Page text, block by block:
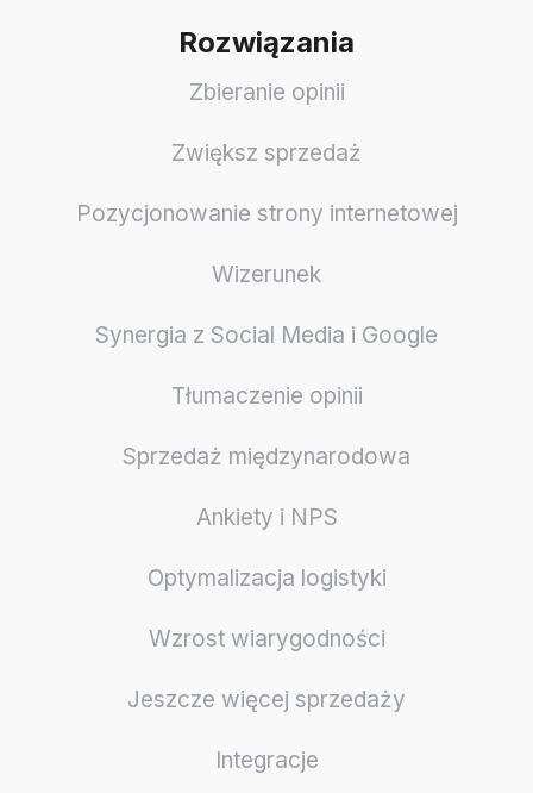
Rozwiązania
Zbieranie opinii
Zwiększ sprzedaż
Pozycjonowanie strony internetowej
Wizerunek
Synergia z Social Media i Google
Tłumaczenie opinii
Sprzedaż międzynarodowa
Ankiety i NPS
Optymalizacja logistyki
Wzrost wiarygodności
Jeszcze więcej sprzedaży
Integracje